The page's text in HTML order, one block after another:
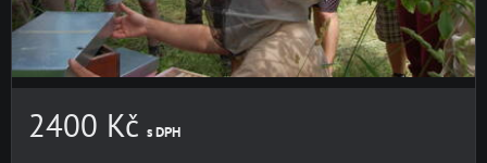
2400 Kč s DPH